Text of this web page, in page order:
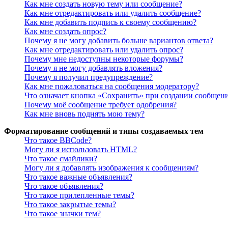
Как мне создать новую тему или сообщение?
Как мне отредактировать или удалить сообщение?
Как мне добавить подпись к своему сообщению?
Как мне создать опрос?
Почему я не могу добавить больше вариантов ответа?
Как мне отредактировать или удалить опрос?
Почему мне недоступны некоторые форумы?
Почему я не могу добавлять вложения?
Почему я получил предупреждение?
Как мне пожаловаться на сообщения модератору?
Что означает кнопка «Сохранить» при создании
Почему моё сообщение требует одобрения?
Как мне вновь поднять мою тему?
Форматирование сообщений и типы создаваемых тем
Что такое BBCode?
Могу ли я использовать HTML?
Что такое смайлики?
Могу ли я добавлять изображения к сообщениям?
Что такое важные объявления?
Что такое объявления?
Что такое прилепленные темы?
Что такое закрытые темы?
Что такое значки тем?